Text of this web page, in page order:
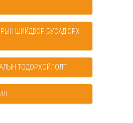
ШИЙДВЭР БУСАД ЭРХ
ТОДОРХОЙЛОЛТ